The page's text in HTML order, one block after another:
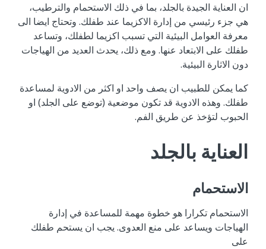
ان العناية الجيدة بالجلد، بما في ذلك الاستحمام والترطيب،
هي جزء رئيسي من إدارة الاكزيما عند طفلك. وتحتاج ايضا الى
معرفة العوامل البيئية التي تسبب اكزيما لطفلك، وتساعد
طفلك على الابتعاد عنها. ومع ذلك، يحدث العديد من الهياجات
دون الاثارة البيئية.
كما يمكن للطبيب ان يصف واحد او اكثر من الادوية لمساعدة
طفلك. وهذه الادوية قد تكون موضعية (توضع على الجلد) او
الحبوب لتؤخذ عن طريق الفم.
العناية بالجلد
الاستحمام
الاستحمام تكرارا هو خطوة مهمة للمساعدة في إدارة
الهياجات ويساعد على منع العدوى. يجب ان يستحم طفلك
على